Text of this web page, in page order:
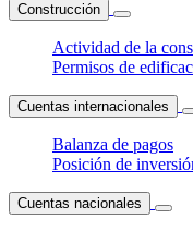
Construcción
Actividad de la
Permisos de
Cuentas internacionales
Balanza de pagos
Posición de
Cuentas nacionales